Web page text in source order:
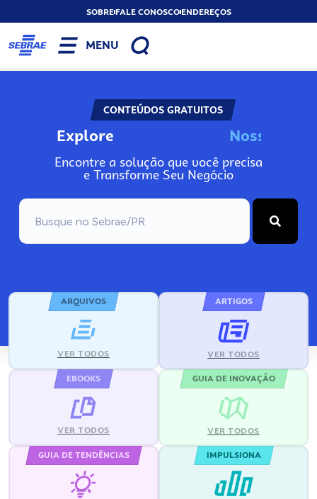
SOBREFALE CONOSCOENDEREÇOS
MENU
CONTEÚDOS GRATUITOS
Explore o
Encontre a solução que você precisa
e Transforme Seu Negócio
ARQUIVOS
VER TODOS
ARTIGOS
VER TODOS
EBOOKS
VER TODOS
GUIA DE INOVAÇÃO
VER TODOS
GUIA DE TENDÊNCIAS IMPULSIONA